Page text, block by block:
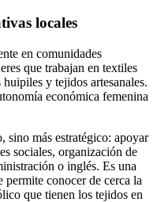
locales
en comunidades
que trabajan en textiles
y tejidos artesanales.
económica femenina
sino más estratégico: apoyar
sociales, organización de
o inglés. Es una
conocer de cerca la
que tienen los tejidos en